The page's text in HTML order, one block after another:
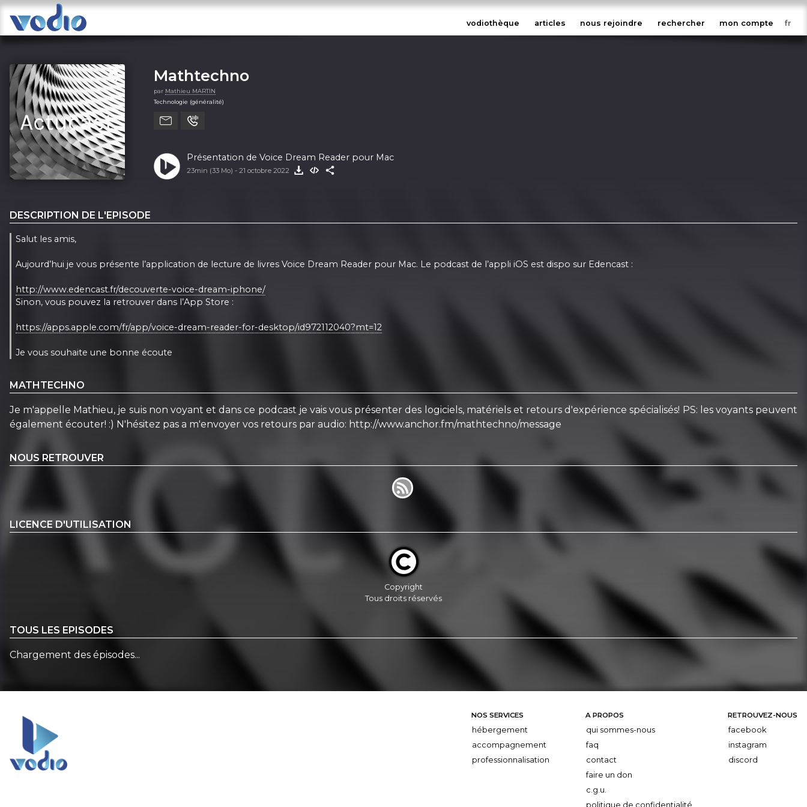
vodiothèque articles nous rejoindre rechercher mon compte
Mathtechno
par Mathieu MARTIN
Technologie (généralité)
Présentation de Voice Dream Reader pour Mac
23min (33 Mo) - 21 octobre 2022
DESCRIPTION DE L'EPISODE
Salut les amis,
Aujourd’hui je vous présente l’application de lecture de livres Voice Dream Reader pour Mac. Le podcast de l’appli iOS est dispo sur Edencast :
http://www.edencast.fr/decouverte-voice-dream-iphone/
Sinon, vous pouvez la retrouver dans l’App Store :
https://apps.apple.com/fr/app/voice-dream-reader-for-desktop/id972112040?mt=12
Je vous souhaite une bonne écoute
MATHTECHNO
Je m'appelle Mathieu, je suis non voyant et dans ce podcast je vais vous présenter des logiciels, matériels et retours d'expérience spécialisés! PS: les voyants peuvent
également écouter! :) N'hésitez pas a m'envoyer vos retours par audio: http://www.anchor.fm/mathtechno/message
NOUS RETROUVER
LICENCE D'UTILISATION
Copyright
Tous droits réservés
TOUS LES EPISODES
Chargement des épisodes...
NOS SERVICES
hébergement
accompagnement
professionnalisation
A PROPOS
qui sommes-nous
faq
contact
faire un don
c.g.u.
politique de confidentialité
RETROUVEZ-NOUS
facebook
instagram
discord